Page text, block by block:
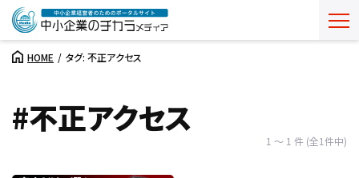
HOME タグ: 不正アクセス
#不正アクセス
1 ～ 1 件 (全1件中)